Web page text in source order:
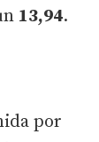
13,94.
por